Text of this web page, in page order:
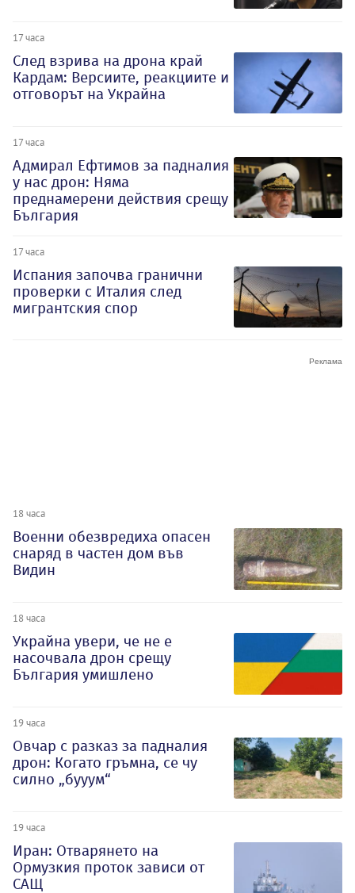
17 часа
След взрива на дрона край
Кардам: Версиите, реакциите и
отговорът на Украйна
17 часа
Адмирал Ефтимов за падналия
у нас дрон: Няма
преднамерени действия срещу
България
17 часа
Испания започва гранични
проверки с Италия след
мигрантския спор
18 часа
Военни обезвредиха опасен
снаряд в частен дом във
Видин
18 часа
Украйна увери, че не е
насочвала дрон срещу
България умишлено
19 часа
Овчар с разказ за падналия
дрон: Когато гръмна, се чу
силно „бууум“
19 часа
Иран: Отварянето на
Ормузкия проток зависи от
САЩ